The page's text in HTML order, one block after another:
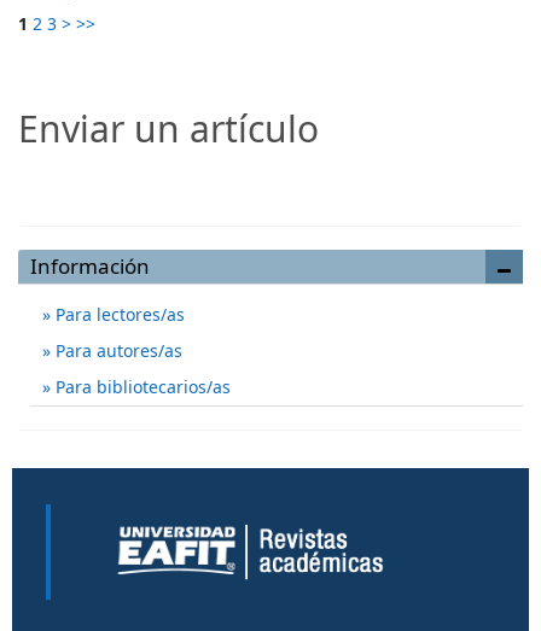
1 2 3 > >>
Enviar un artículo
Información
Para lectores/as
Para autores/as
Para bibliotecarios/as